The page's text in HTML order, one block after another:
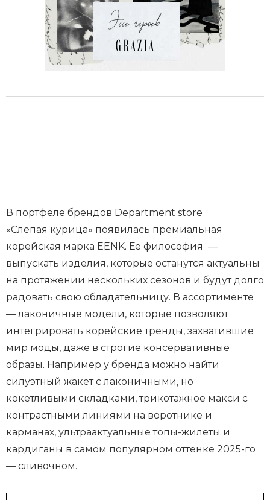
В портфеле брендов Department store
«Слепая курица» появилась премиальная
корейская марка EENK. Ее философия —
выпускать изделия, которые останутся актуальны
на протяжении нескольких сезонов и будут долго
радовать свою обладательницу. В ассортименте
— лаконичные модели, которые позволяют
интегрировать корейские тренды, захватившие
мир моды, даже в строгие консервативные
образы. Например у бренда можно найти
силуэтный жакет с лаконичными, но
кокетливыми складками, трикотажное макси с
контрастными линиями на воротнике и
карманах, ультраактуальные топы-жилеты и
кардиганы в самом популярном оттенке 2025-го
— сливочном.